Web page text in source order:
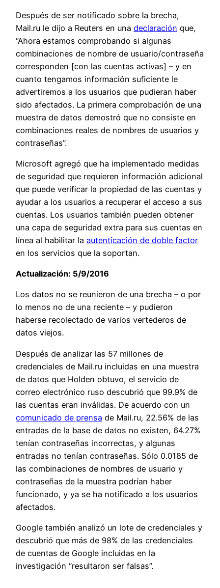
Después de ser notificado sobre la brecha,
Mail.ru le dijo a Reuters en una declaración que,
“Ahora estamos comprobando si algunas
combinaciones de nombre de usuario/contraseña
corresponden [con las cuentas activas] – y en
cuanto tengamos información suficiente le
advertiremos a los usuarios que pudieran haber
sido afectados. La primera comprobación de una
muestra de datos demostró que no consiste en
combinaciones reales de nombres de usuarios y
contraseñas”.
Microsoft agregó que ha implementado medidas
de seguridad que requieren información adicional
que puede verificar la propiedad de las cuentas y
ayudar a los usuarios a recuperar el acceso a sus
cuentas. Los usuarios también pueden obtener
una capa de seguridad extra para sus cuentas en
línea al habilitar la autenticación de doble factor
en los servicios que la soportan.
Actualización: 5/9/2016
Los datos no se reunieron de una brecha – o por
lo menos no de una reciente – y pudieron
haberse recolectado de varios vertederos de
datos viejos.
Después de analizar las 57 millones de
credenciales de Mail.ru incluidas en una muestra
de datos que Holden obtuvo, el servicio de
correo electrónico ruso descubrió que 99.9% de
las cuentas eran inválidas. De acuerdo con un
comunicado de prensa de Mail.ru, 22.56% de las
entradas de la base de datos no existen, 64.27%
tenían contraseñas incorrectas, y algunas
entradas no tenían contraseñas. Sólo 0.0185 de
las combinaciones de nombres de usuario y
contraseñas de la muestra podrían haber
funcionado, y ya se ha notificado a los usuarios
afectados.
Google también analizó un lote de credenciales y
descubrió que más de 98% de las credenciales
de cuentas de Google incluidas en la
investigación “resultaron ser falsas”.